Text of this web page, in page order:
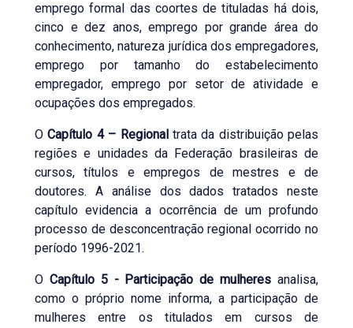
emprego formal das coortes de tituladas há dois,
cinco e dez anos, emprego por grande área do
conhecimento, natureza jurídica dos empregadores,
emprego por tamanho do estabelecimento
empregador, emprego por setor de atividade e
ocupações dos empregados.
OCapítulo 4 – Regionaltrata da distribuição pelas
regiões e unidades da Federação brasileiras de
cursos, títulos e empregos de mestres e de
doutores. A análise dos dados tratados neste
capítulo evidencia a ocorrência de um profundo
processo de desconcentração regional ocorrido no
período 1996-2021.
O Capítulo 5 - Participação de mulheres analisa,
como o próprio nome informa, a participação de
mulheres entre os titulados em cursos de